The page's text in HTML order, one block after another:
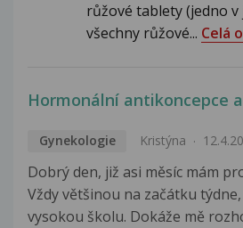
růžové tablety (jedno
všechny růžové... Celá
Hormonální antikoncepce
Gynekologie Kristýna
Dobrý den, již asi měsíc mám
Vždy většinou na začátku
vysokou školu. Dokáže mě